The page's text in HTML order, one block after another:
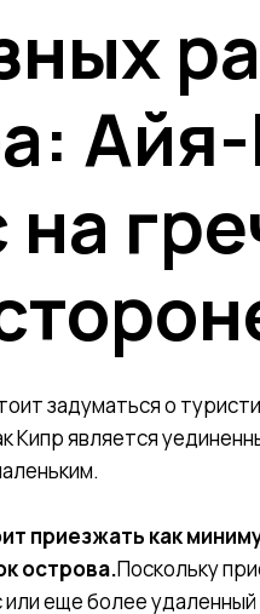
задуматься о
Кипр является
приезжать как
острова.Поскольку
еще более